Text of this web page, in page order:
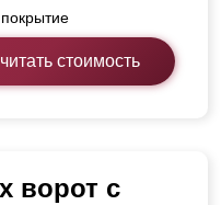
стоимость
ворот с